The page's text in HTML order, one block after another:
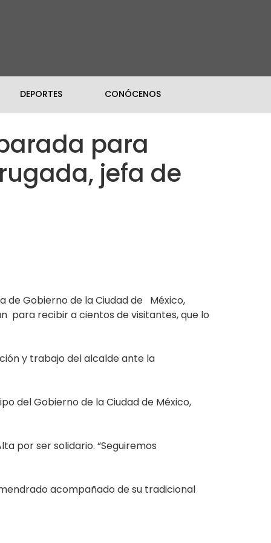
DEPORTES CONÓCENOS
para
jefa de
de Gobierno de la Ciudad de México,
para recibir a cientos de visitantes, que lo
y trabajo del alcalde ante la
del Gobierno de la Ciudad de México,
por ser solidario. “Seguiremos
acompañado de su tradicional